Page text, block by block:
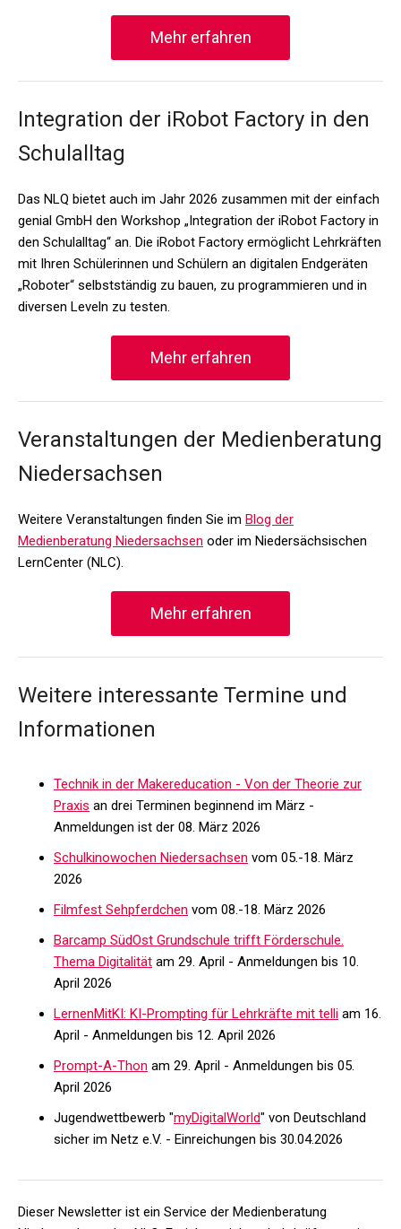
Mehr erfahren
Integration der iRobot Factory in den
Schulalltag
Das NLQ bietet auch im Jahr 2026 zusammen mit der einfach
genial GmbH den Workshop „Integration der iRobot Factory in
den Schulalltag“ an. Die iRobot Factory ermöglicht Lehrkräften
mit Ihren Schülerinnen und Schülern an digitalen Endgeräten
„Roboter“ selbstständig zu bauen, zu programmieren und in
diversen Leveln zu testen.
Mehr erfahren
Veranstaltungen der Medienberatung
Niedersachsen
Weitere Veranstaltungen finden Sie im Blog der
Medienberatung Niedersachsen oder im Niedersächsischen
LernCenter (NLC).
Mehr erfahren
Weitere interessante Termine und
Informationen
Technik in der Makereducation - Von der Theorie zur
Praxis an drei Terminen beginnend im März -
Anmeldungen ist der 08. März 2026
Schulkinowochen Niedersachsen vom 05.-18. März
2026
Filmfest Sehpferdchen vom 08.-18. März 2026
Barcamp SüdOst Grundschule trifft Förderschule.
Thema Digitalität am 29. April - Anmeldungen bis 10.
April 2026
LernenMitKI: KI-Prompting für Lehrkräfte mit telli am 16.
April - Anmeldungen bis 12. April 2026
Prompt-A-Thon am 29. April - Anmeldungen bis 05.
April 2026
Jugendwettbewerb "myDigitalWorld" von Deutschland
sicher im Netz e.V. - Einreichungen bis 30.04.2026
Dieser Newsletter ist ein Service der Medienberatung